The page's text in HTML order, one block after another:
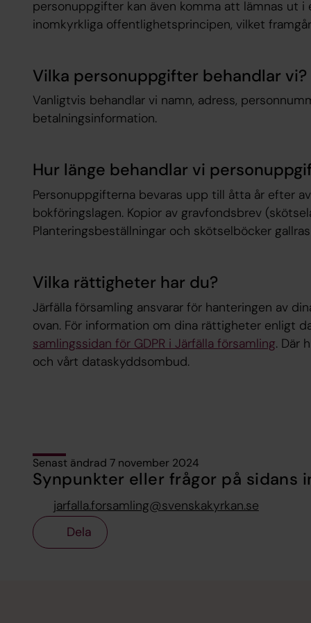
personuppgifter kan även komma att lämnas ut
inomkyrkliga offentlighetsprincipen, vilket framgår
Vilka personuppgifter behandlar vi?
Vanligtvis behandlar vi namn, adress,
betalningsinformation.
Hur länge behandlar vi
Personuppgifterna bevaras upp till åtta år efter
bokföringslagen. Kopior av gravfondsbrev
Planteringsbeställningar och skötselböcker
Vilka rättigheter har du?
​​Järfälla församling​ ansvarar för hanteringen av
ovan. För information om dina rättigheter enligt
samlingssidan för GDPR i Järfälla församling. Där
och vårt dataskyddsombud.
Senast ändrad 7 november 2024
Synpunkter eller frågor på sidans
jarfalla.forsamling@svenskakyrkan.se
Dela